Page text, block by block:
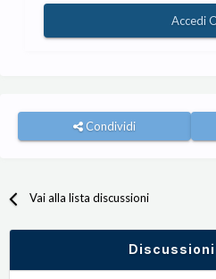
Accedi
Condividi
Vai alla lista discussioni